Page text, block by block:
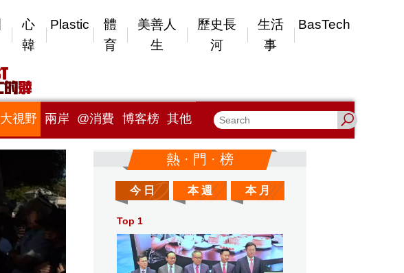
心
韓
Plastic
體
育
美善人
生
歷史長
河
生活
事
BasTech
大視野 兩岸 @消費 博客榜 其他
熱 · 門 · 榜
今 日 本 週 本 月
Top 1